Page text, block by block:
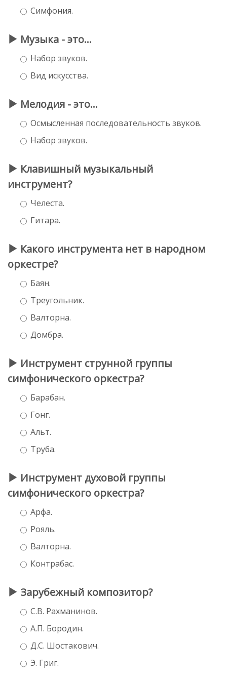
Симфония.
Музыка - это…
Набор звуков.
Вид искусства.
Мелодия - это…
Осмысленная последовательность звуков.
Набор звуков.
Клавишный музыкальный
инструмент?
Челеста.
Гитара.
Какого инструмента нет в народном
оркестре?
Баян.
Треугольник.
Валторна.
Домбра.
Инструмент струнной группы
симфонического оркестра?
Барабан.
Гонг.
Альт.
Труба.
Инструмент духовой группы
симфонического оркестра?
Арфа.
Рояль.
Валторна.
Контрабас.
Зарубежный композитор?
С.В. Рахманинов.
А.П. Бородин.
Д.С. Шостакович.
Э. Григ.